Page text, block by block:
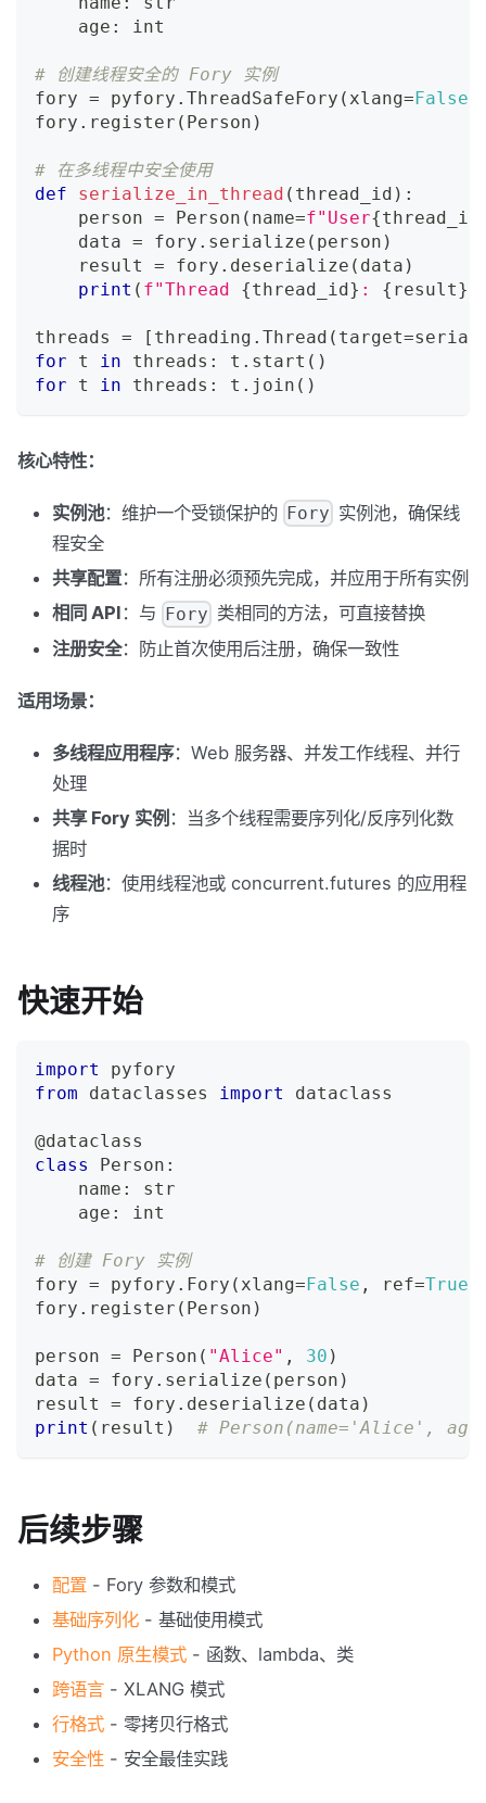
    age
: int
# 创建线程安全的 Fory 实例
fory = pyfory . ThreadSafeFory ( xlang=False
fory . register ( Person )
# 在多线程中安全使用
def
serialize_in_thread ( thread_id ) :
    person
= Person ( name=f"User{thread_id
    data
= fory . serialize ( person )
    result
= fory . deserialize ( data )
print ( f"Thread {thread_id} : { result}
threads = [ threading . Thread ( target=
for t in threads : t . start ( )
for t in threads : t . join ( )
核心特性：
实例池：维护一个受锁保护的 Fory 实例池，确保线
程安全
共享配置：所有注册必须预先完成，并应用于所有实例
相同 API ：与 Fory 类相同的方法，可直接替换
注册安全：防止首次使用后注册，确保一致性
适用场景：
多线程应用程序：Web 服务器、并发工作线程、并行
处理
共享 Fory 实例 ：当多个线程需要序列化/反序列化数
据时
线程池：使用线程池或 concurrent.futures 的应用程
序
快速开始
import
pyfory
from dataclasses import dataclass
@dataclass
class
Person :
    name
:
str
    age
: int
# 创建 Fory 实例
fory = pyfory . Fory ( xlang=False , ref=True
fory . register ( Person )
person = Person ( "Alice" , 30 )
data = fory . serialize ( person )
result = fory . deserialize ( data )
print ( result ) # Person(name='Alice',
后续步骤
配置 - Fory 参数和模式
基础序列化 - 基础使用模式
Python 原生模式 - 函数、lambda、类
跨语言 - XLANG 模式
行格式 - 零拷贝行格式
安全性 - 安全最佳实践